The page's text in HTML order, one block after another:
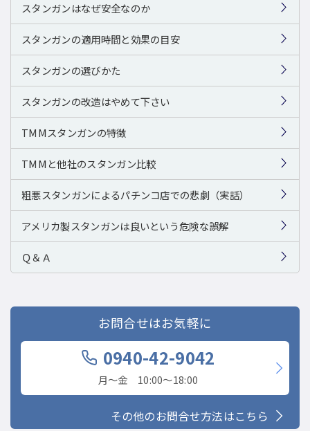
スタンガンはなぜ安全なのか
スタンガンの適用時間と効果の目安
スタンガンの選びかた
スタンガンの改造はやめて下さい
TMMスタンガンの特徴
TMMと他社のスタンガン比較
粗悪スタンガンによるパチンコ店での悲劇（実話）
アメリカ製スタンガンは良いという危険な誤解
Ｑ＆Ａ
お問合せはお気軽に
0940-42-9042
月〜金 10:00〜18:00
その他のお問合せ方法はこちら